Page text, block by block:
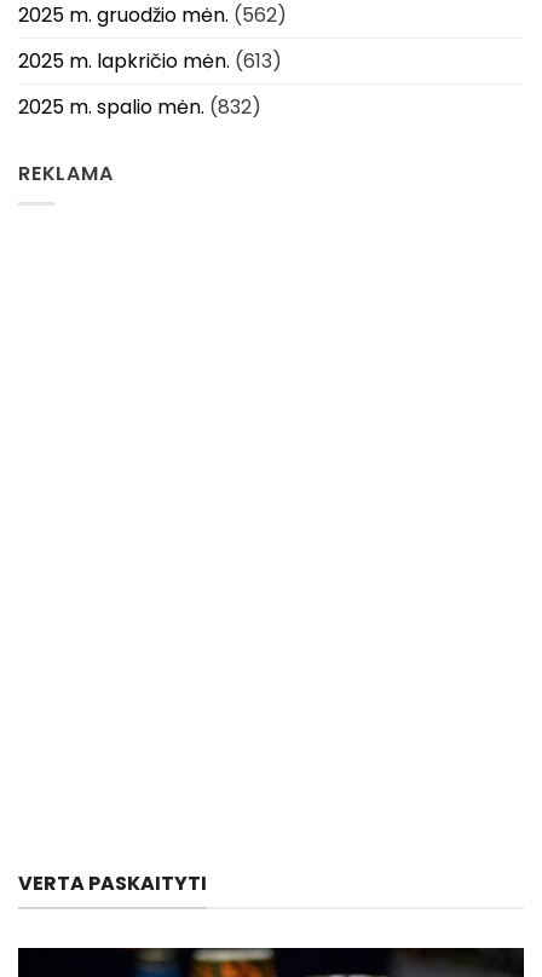
2025 m. gruodžio mėn. (562)
2025 m. lapkričio mėn. (613)
2025 m. spalio mėn. (832)
REKLAMA
VERTA PASKAITYTI